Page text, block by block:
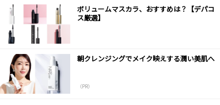
ボリュームマスカラ、おすすめは？【デパコ
ス厳選】
朝クレンジングでメイク映えする潤い美肌へ
（PR）